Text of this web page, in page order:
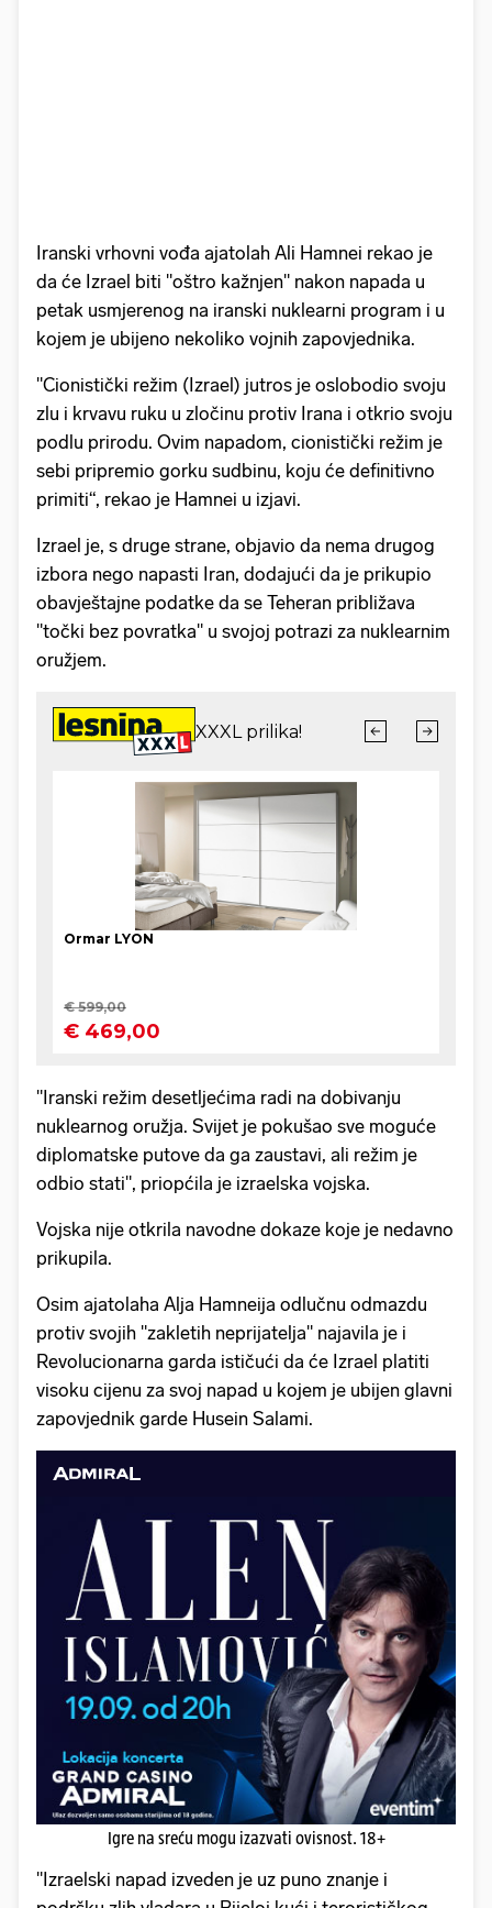
Iranski vrhovni vođa ajatolah Ali Hamnei rekao je
da će Izrael biti "oštro kažnjen" nakon napada u
petak usmjerenog na iranski nuklearni program i u
kojem je ubijeno nekoliko vojnih zapovjednika.
"Cionistički režim (Izrael) jutros je oslobodio svoju
zlu i krvavu ruku u zločinu protiv Irana i otkrio svoju
podlu prirodu. Ovim napadom, cionistički režim je
sebi pripremio gorku sudbinu, koju će definitivno
primiti“, rekao je Hamnei u izjavi.
Izrael je, s druge strane, objavio da nema drugog
izbora nego napasti Iran, dodajući da je prikupio
obavještajne podatke da se Teheran približava
"točki bez povratka" u svojoj potrazi za nuklearnim
oružjem.
"Iranski režim desetljećima radi na dobivanju
nuklearnog oružja. Svijet je pokušao sve moguće
diplomatske putove da ga zaustavi, ali režim je
odbio stati", priopćila je izraelska vojska.
Vojska nije otkrila navodne dokaze koje je nedavno
prikupila.
Osim ajatolaha Alja Hamneija odlučnu odmazdu
protiv svojih "zakletih neprijatelja" najavila je i
Revolucionarna garda ističući da će Izrael platiti
visoku cijenu za svoj napad u kojem je ubijen glavni
zapovjednik garde Husein Salami.
Igre na sreću mogu izazvati ovisnost. 18+
"Izraelski napad izveden je uz puno znanje i